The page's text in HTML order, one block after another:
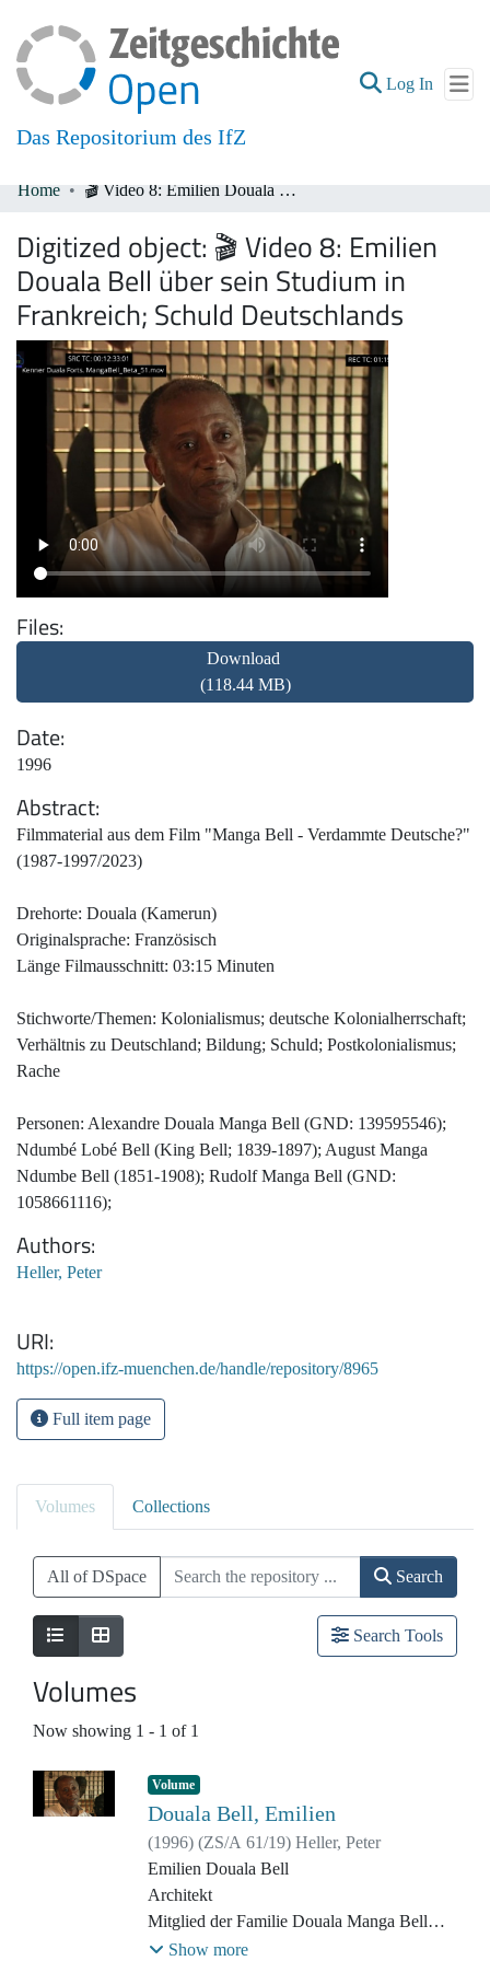
Das Repositorium des IfZ
Log In (current)
All of DSpace
Home 🎬 Video 8: Emilien Douala Bell über sein Studium in Frankreich; Schuld Deutschlands
Digitized object: 🎬 Video 8: Emilien
Douala Bell über sein Studium in
Frankreich; Schuld Deutschlands
Files
Download
(118.44 MB)
Date
1996
Abstract
Filmmaterial aus dem Film "Manga Bell - Verdammte Deutsche?"
(1987-1997/2023)
Drehorte: Douala (Kamerun)
Originalsprache: Französisch
Länge Filmausschnitt: 03:15 Minuten
Stichworte/Themen: Kolonialismus; deutsche Kolonialherrschaft;
Verhältnis zu Deutschland; Bildung; Schuld; Postkolonialismus;
Rache
Personen: Alexandre Douala Manga Bell (GND: 139595546);
Ndumbé Lobé Bell (King Bell; 1839-1897); August Manga
Ndumbe Bell (1851-1908); Rudolf Manga Bell (GND:
1058661116);
Authors
Heller, Peter
URI
https://open.ifz-muenchen.de/handle/repository/8965
Full item page
Volumes Collections
All of DSpace Search
Search Tools
Volumes
Now showing 1 - 1 of 1
Volume
Douala Bell, Emilien
(1996) (ZS/A 61/19) Heller, Peter
Emilien Douala Bell
Architekt
Mitglied der Familie Douala Manga Bell
(Neffe von Alexander Douala Manga Bell;
Show more